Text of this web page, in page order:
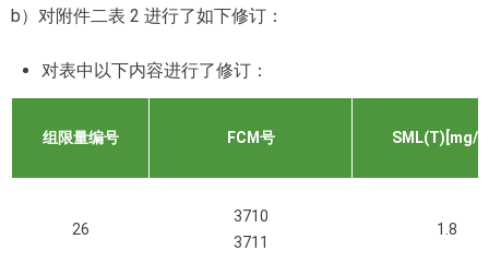
b）对附件二表 2 进行了如下修订：
对表中以下内容进行了修订：
组限量编号 FCM号 SML(T)[mg/
26
3710
3711
1.8